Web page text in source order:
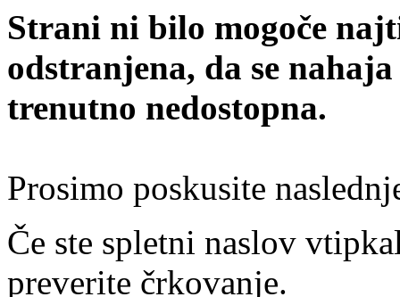
Strani ni bilo mogoče
odstranjena, da se
trenutno nedostopna.
Prosimo poskusite
Če ste spletni naslov
preverite črkovanje.